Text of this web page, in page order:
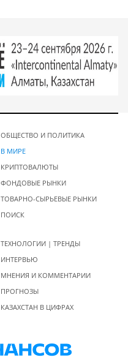
ОБЩЕСТВО И ПОЛИТИКА
В МИРЕ
КРИПТОВАЛЮТЫ
ФОНДОВЫЕ РЫНКИ
ТОВАРНО-СЫРЬЕВЫЕ РЫНКИ
ПОИСК
ТЕХНОЛОГИИ | ТРЕНДЫ
ИНТЕРВЬЮ
МНЕНИЯ И КОММЕНТАРИИ
ПРОГНОЗЫ
КАЗАХСТАН В ЦИФРАХ